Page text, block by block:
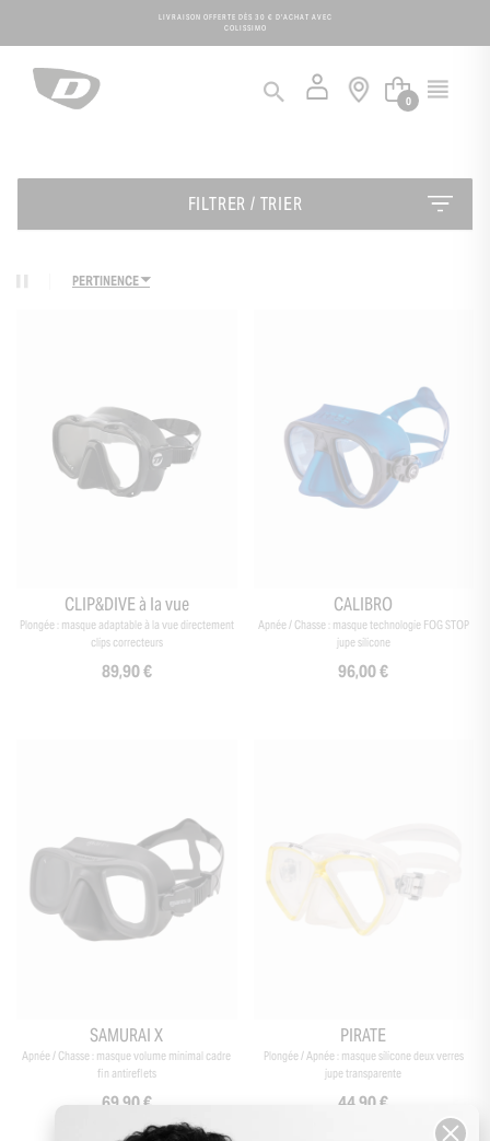
LIVRAISON OFFERTE DÈS 30 € D'ACHAT AVEC
COLISSIMO
0
FILTRER / TRIER
PERTINENCE
CLIP&DIVE à la vue
Plongée : masque adaptable à la vue directement
clips correcteurs
89,90 €
CALIBRO
Apnée / Chasse : masque technologie FOG STOP
jupe silicone
96,00 €
SAMURAI X
Apnée / Chasse : masque volume minimal cadre
fin antireflets
69,90 €
PIRATE
Plongée / Apnée : masque silicone deux verres
jupe transparente
44,90 €